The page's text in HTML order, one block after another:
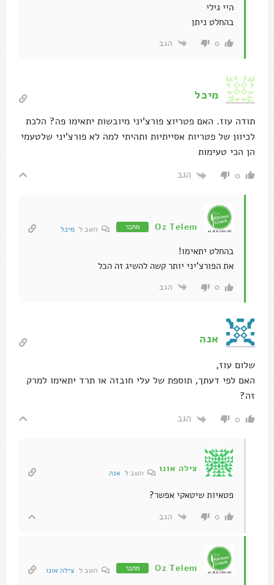
היי גילי
בהחלט ניתן
0 הגב
מיכל
תודה עוז. האם פטריוצ פורצ'יני מיובשות יתאימו פה? הלכת
לכיוון של פטריות אסייתיות ותהיתי למה לא פורצ'יני שלטעמי
הן הכי טעימות
0 הגב
Oz Telem מחבר השב ל מיכל
בהחלט יתאימו!
את הפורצ'יני יותר קשה להשיג זה הכל
0 הגב
אנה
שלום עוז,
האם לפי דעתך, תוספת של עלי חובזה או תרד יתאימו למרק
זה?
0 הגב
צילה אונו השב ל אנה
פטאיות שיטאקי אפשר?
0 הגב
Oz Telem מחבר השב ל צילה אונו